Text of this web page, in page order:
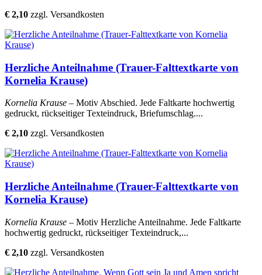
€ 2,10 zzgl. Versandkosten
Herzliche Anteilnahme (Trauer-Falttextkarte von
Kornelia Krause)
Kornelia Krause – Motiv Abschied. Jede Faltkarte hochwertig
gedruckt, rückseitiger Texteindruck, Briefumschlag....
€ 2,10 zzgl. Versandkosten
Herzliche Anteilnahme (Trauer-Falttextkarte von
Kornelia Krause)
Kornelia Krause – Motiv Herzliche Anteilnahme. Jede Faltkarte
hochwertig gedruckt, rückseitiger Texteindruck,...
€ 2,10 zzgl. Versandkosten